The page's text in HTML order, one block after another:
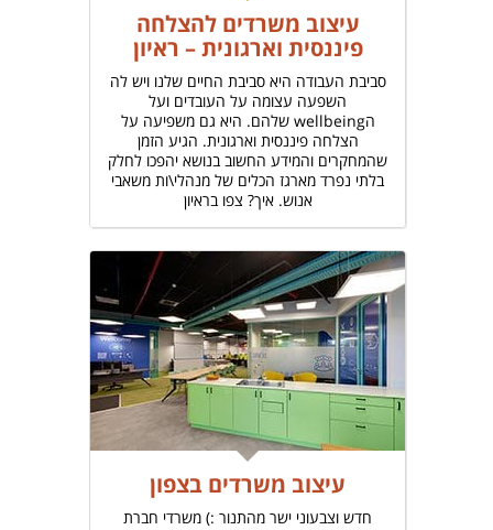
עיצוב משרדים להצלחה
פיננסית וארגונית – ראיון
סביבת העבודה היא סביבת החיים שלנו ויש לה
השפעה עצומה על העובדים ועל
הwellbeing שלהם. היא גם משפיעה על
הצלחה פיננסית וארגונית. הגיע הזמן
שהמחקרים והמידע החשוב בנושא יהפכו לחלק
בלתי נפרד מארגז הכלים של מנהלי\ות משאבי
אנוש. איך? צפו בראיון
עיצוב משרדים בצפון
חדש וצבעוני ישר מהתנור :) משרדי חברת